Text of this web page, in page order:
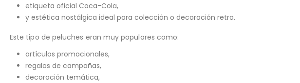
etiqueta oficial Coca-Cola,
y estética nostálgica ideal para colección o decoración retro.
Este tipo de peluches eran muy populares como:
artículos promocionales,
regalos de campañas,
decoración temática,